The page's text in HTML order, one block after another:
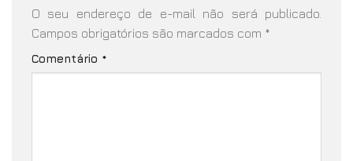
O seu endereço de e-mail não será publicado.
Campos obrigatórios são marcados com *
Comentário *